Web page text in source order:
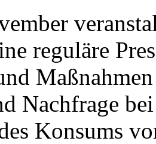
reguläre
Nachfrage
Konsums